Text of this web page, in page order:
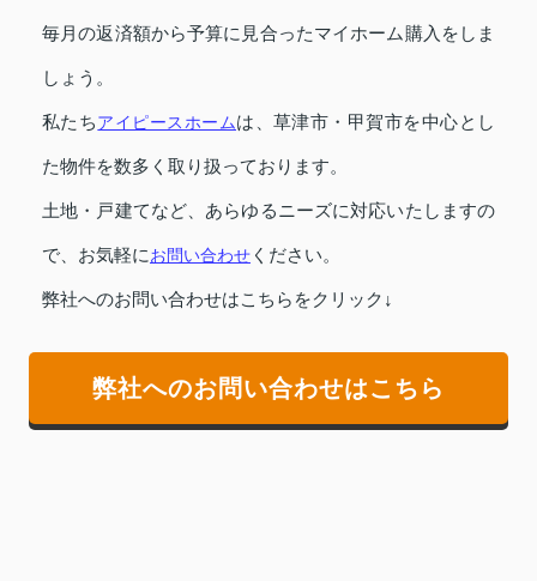
毎月の返済額から予算に見合ったマイホーム購入をしま
しょう。
私たちアイピースホームは、草津市・甲賀市を中心とし
た物件を数多く取り扱っております。
土地・戸建てなど、あらゆるニーズに対応いたしますの
で、お気軽にお問い合わせ ください。
弊社へのお問い合わせはこちらをクリック↓
弊社へのお問い合わせはこちら